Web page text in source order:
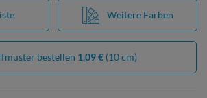
Weitere Farben
bestellen 1,09 € (10 cm)